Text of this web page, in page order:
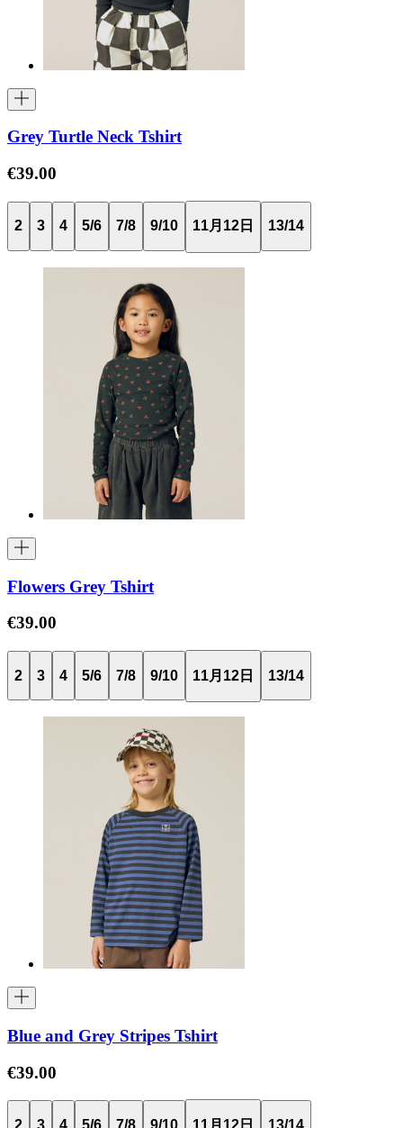
Grey Turtle Neck Tshirt
€39.00
2 3 4 5/6 7/8 9/10 11月12日 13/14
Flowers Grey Tshirt
€39.00
2 3 4 5/6 7/8 9/10 11月12日 13/14
Blue and Grey Stripes Tshirt
€39.00
2 3 4 5/6 7/8 9/10 11月12日 13/14